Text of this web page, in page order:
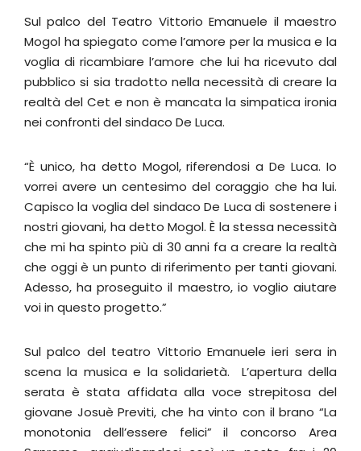
Sul palco del Teatro Vittorio Emanuele il maestro
Mogol ha spiegato come l’amore per la musica e la
voglia di ricambiare l’amore che lui ha ricevuto dal
pubblico si sia tradotto nella necessità di creare la
realtà del Cet e non è mancata la simpatica ironia
nei confronti del sindaco De Luca.
“È unico, ha detto Mogol, riferendosi a De Luca. Io
vorrei avere un centesimo del coraggio che ha lui.
Capisco la voglia del sindaco De Luca di sostenere i
nostri giovani, ha detto Mogol. È la stessa necessità
che mi ha spinto più di 30 anni fa a creare la realtà
che oggi è un punto di riferimento per tanti giovani.
Adesso, ha proseguito il maestro, io voglio aiutare
voi in questo progetto.”
Sul palco del teatro Vittorio Emanuele ieri sera in
scena la musica e la solidarietà. L’apertura della
serata è stata affidata alla voce strepitosa del
giovane Josuè Previti, che ha vinto con il brano “La
monotonia dell’essere felici” il concorso Area